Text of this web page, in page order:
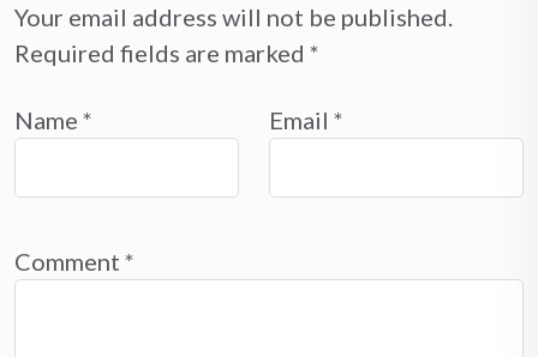
Your email address will not be published.
Required fields are marked *
Name * Email *
Comment *